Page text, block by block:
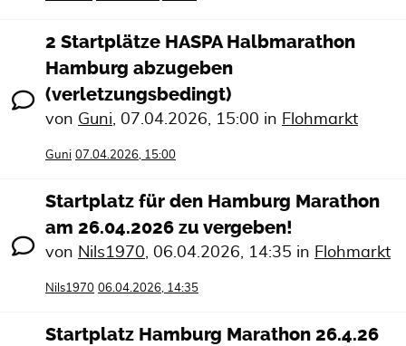
2 Startplätze HASPA Halbmarathon
Hamburg abzugeben
(verletzungsbedingt)
von Guni, 07.04.2026, 15:00 in Flohmarkt
Guni 07.04.2026, 15:00
Startplatz für den Hamburg Marathon
am 26.04.2026 zu vergeben!
von Nils1970, 06.04.2026, 14:35 in Flohmarkt
Nils1970 06.04.2026, 14:35
Startplatz Hamburg Marathon 26.4.26